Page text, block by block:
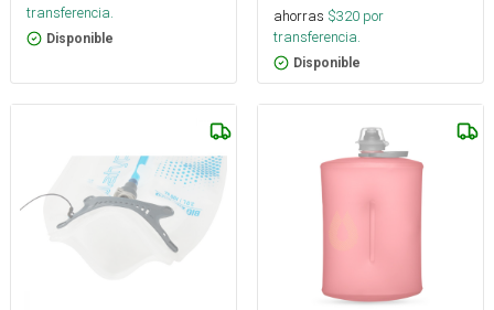
transferencia.
Disponible
ahorras $320 por
transferencia.
Disponible